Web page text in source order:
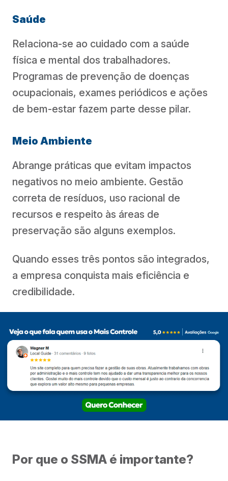
Saúde
Relaciona-se ao cuidado com a saúde
física e mental dos trabalhadores.
Programas de prevenção de doenças
ocupacionais, exames periódicos e ações
de bem-estar fazem parte desse pilar.
Meio Ambiente
Abrange práticas que evitam impactos
negativos no meio ambiente. Gestão
correta de resíduos, uso racional de
recursos e respeito às áreas de
preservação são alguns exemplos.
Quando esses três pontos são integrados,
a empresa conquista mais eficiência e
credibilidade.
Por que o SSMA é importante?